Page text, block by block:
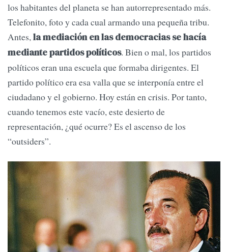
los habitantes del planeta se han autorrepresentado más.
Telefonito, foto y cada cual armando una pequeña tribu.
Antes,la mediación en las democracias se hacía
mediante partidos políticos. Bien o mal, los partidos
políticos eran una escuela que formaba dirigentes. El
partido político era esa valla que se interponía entre el
ciudadano y el gobierno. Hoy están en crisis. Por tanto,
cuando tenemos este vacío, este desierto de
representación, ¿qué ocurre? Es el ascenso de los
“outsiders”.